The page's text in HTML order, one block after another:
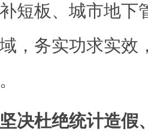
短板、城市地下
，务实功求实效
决杜绝统计造假